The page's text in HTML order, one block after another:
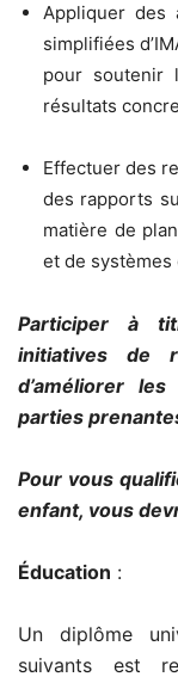
Appliquer des
simplifiées
pour
résultats
Effectuer des
des rapports
matière de
et de systèmes
Participer à
initiatives de
d’améliorer
parties
Pour vous
enfant, vous
Éducation :
Un diplôme
suivants est